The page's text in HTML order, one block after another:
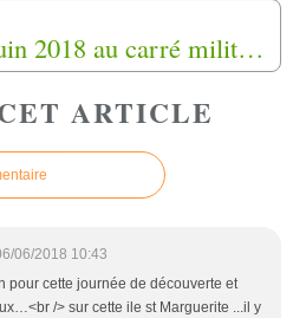
Cérémonie du 1er juin 2018 au carré militaire du cimetière saint Georges à Périgueux (24)
ARTICLE
06/2018 10:43
pour cette journée de découverte et
/> sur cette ile st Marguerite ...il y